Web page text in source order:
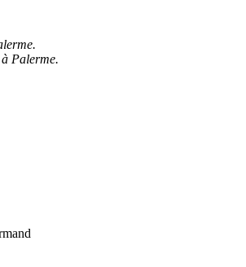
Palerme.